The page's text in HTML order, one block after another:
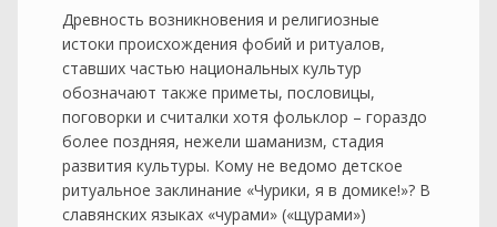
Древность возникновения и религиозные
истоки происхождения фобий и ритуалов,
ставших частью национальных культур
обозначают также приметы, пословицы,
поговорки и считалки хотя фольклор – гораздо
более поздняя, нежели шаманизм, стадия
развития культуры. Кому не ведомо детское
ритуальное заклинание «Чурики, я в домике!»? В
славянских языках «чурами» («щурами»)